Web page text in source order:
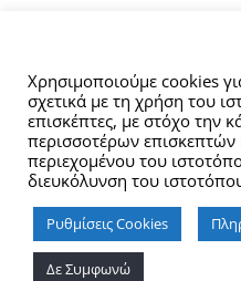
Χρησιμοποιούμε cookies
σχετικά με τη χρήση του
επισκέπτες, με στόχο την
περισσοτέρων επισκεπτών
περιεχομένου του
διευκόλυνση του
Ρυθμίσεις Cookies
Δε Συμφωνώ